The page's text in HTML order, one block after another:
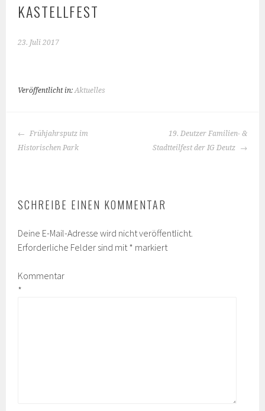
KASTELLFEST
23. Juli 2017
Veröffentlicht in:Aktuelles
BEITRAGS-
NAVIGATION
Frühjahrsputz im
Historischen Park
19. Deutzer Familien- &
Stadtteilfest der IG Deutz
SCHREIBE EINEN KOMMENTAR
Deine E-Mail-Adresse wird nicht veröffentlicht.
Erforderliche Felder sind mit * markiert
Kommentar
*